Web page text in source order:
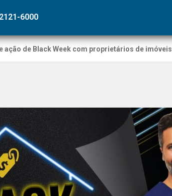
6000
ação de Black Week com proprietários de imóveis